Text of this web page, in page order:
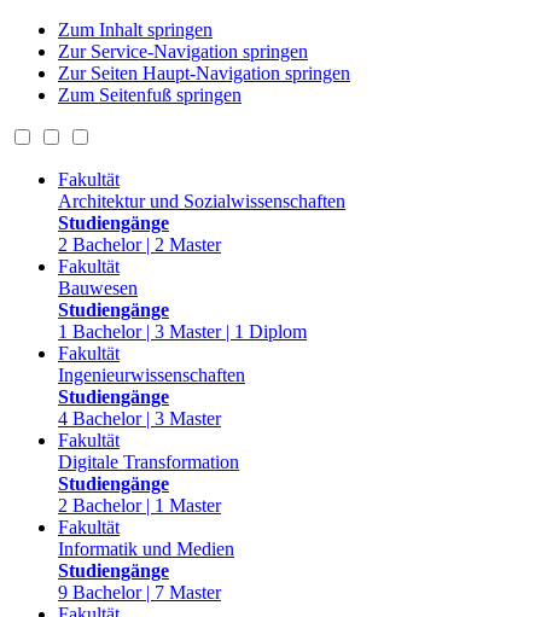
Zum Inhalt springen
Zur Service-Navigation springen
Zur Seiten Haupt-Navigation springen
Zum Seitenfuß springen
Fakultät
Architektur und Sozialwissenschaften
Studiengänge
2 Bachelor | 2 Master
Fakultät
Bauwesen
Studiengänge
1 Bachelor | 3 Master | 1 Diplom
Fakultät
Ingenieurwissenschaften
Studiengänge
4 Bachelor | 3 Master
Fakultät
Digitale Transformation
Studiengänge
2 Bachelor | 1 Master
Fakultät
Informatik und Medien
Studiengänge
9 Bachelor | 7 Master